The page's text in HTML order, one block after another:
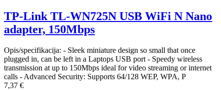
TP-Link TL-WN725N USB WiFi N Nano
adapter, 150Mbps
Opis/specifikacija: - Sleek miniature design so small that once
plugged in, can be left in a Laptops USB port - Speedy wireless
transmission at up to 150Mbps ideal for video streaming or internet
calls - Advanced Security: Supports 64/128 WEP, WPA, P
7,37 €